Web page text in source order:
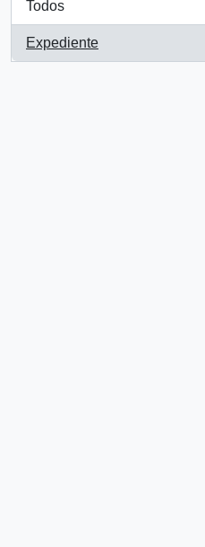
Todos
Expediente
, 1 resultados